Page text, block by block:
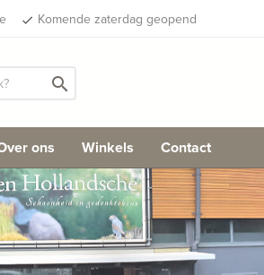
done Komende zaterdag geopend
search
ons Winkels Contact